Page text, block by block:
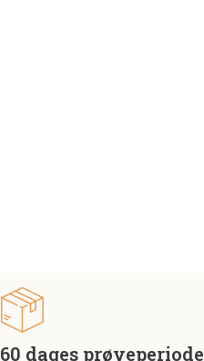
60 dages prøveperiode